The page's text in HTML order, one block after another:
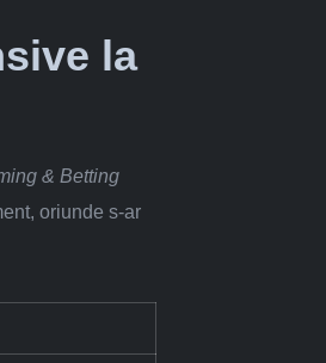
la
& Betting
oriunde s-ar